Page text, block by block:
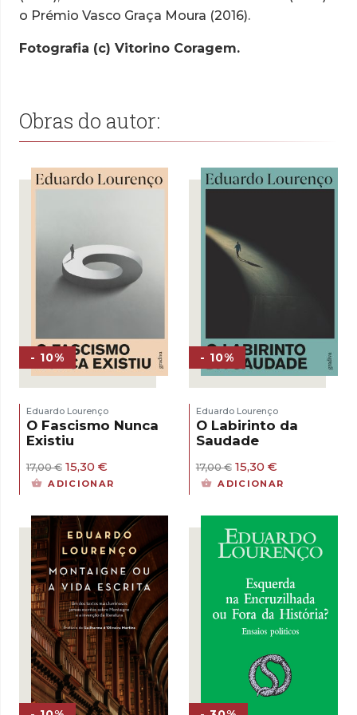
o Prémio Vasco Graça Moura (2016).
Fotografia (c) Vitorino Coragem.
Obras do autor:
- 10%
Eduardo Lourenço
O Fascismo Nunca
Existiu
17,00€ O
preço
17,00 €.
15,30 €
preço
15,30 €.
ADICIONAR
- 10%
Eduardo Lourenço
O Labirinto da
Saudade
17,00€ O
preço
17,00 €.
15,30 €O
preço
15,30 €.
ADICIONAR